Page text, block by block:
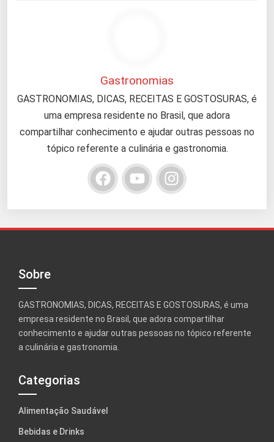
Gastronomias
GASTRONOMIAS, DICAS, RECEITAS E GOSTOSURAS, é
uma empresa residente no Brasil, que adora
compartilhar conhecimento e ajudar outras pessoas no
tópico referente a culinária e gastronomia.
Sobre
GASTRONOMIAS, DICAS, RECEITAS E GOSTOSURAS, é uma
empresa residente no Brasil, que adora compartilhar
conhecimento e ajudar outras pessoas no tópico referente
a culinária e gastronomia.
Categorias
Alimentação Saudável
Bebidas e Drinks